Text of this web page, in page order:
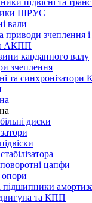
підвісні та
ШРУС
вали
приводи зчеплення
АКПП
карданного валу
зчеплення
та синхронізатори
диски
цапфи
опори
та КПП